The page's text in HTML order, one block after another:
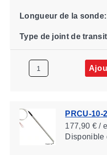
Longueur de la sonde:
Type de joint de
PRCU-10-
177,90 € /
Disponible